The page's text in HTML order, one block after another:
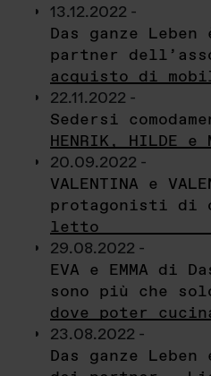
13.12.2022 -
Das ganze
partner
acquisto di
22.11.2022 -
Sedersi
HENRIK, HILDE e
20.09.2022 -
VALENTINA e
protagonisti di
letto
29.08.2022 -
EVA e EMMA di
sono più che
dove poter
23.08.2022 -
Das ganze